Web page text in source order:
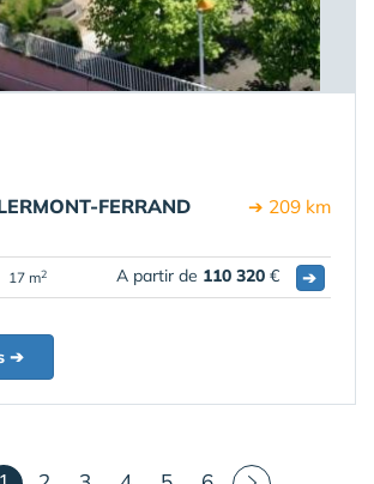
FERRAND ➔ 209 km
17 m2 A partir de 110 320 € ➔
➔